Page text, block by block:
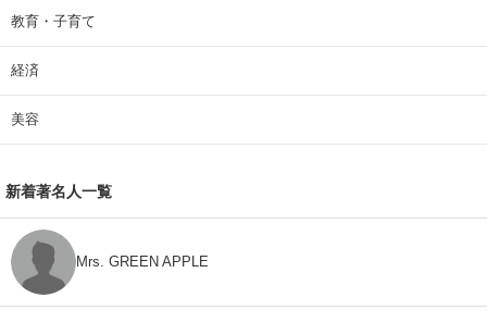
教育・子育て
経済
美容
新着著名人一覧
Mrs. GREEN APPLE